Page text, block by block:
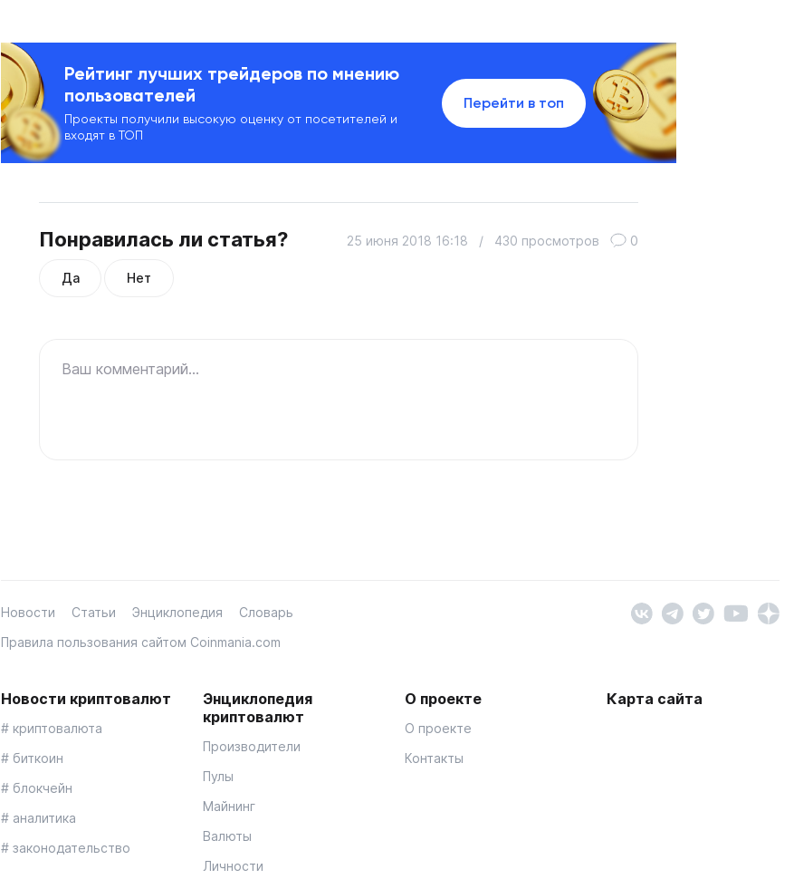
Рейтинг лучших трейдеров по мнению
пользователей
Проекты получили высокую оценку от посетителей и
входят в ТОП
Перейти в топ
Понравилась ли статья?
Да Нет
25 июня 2018 16:18 / 430 просмотров 0
Ваш комментарий...
Новости Статьи Энциклопедия
Словарь
Правила пользования сайтом Coinmania.com
Новости криптовалют
# криптовалюта
# биткоин
# блокчейн
# аналитика
# законодательство
Энциклопедия
криптовалют
Производители
Пулы
Майнинг
Валюты
Личности
О проекте
О проекте
Контакты
Карта сайта